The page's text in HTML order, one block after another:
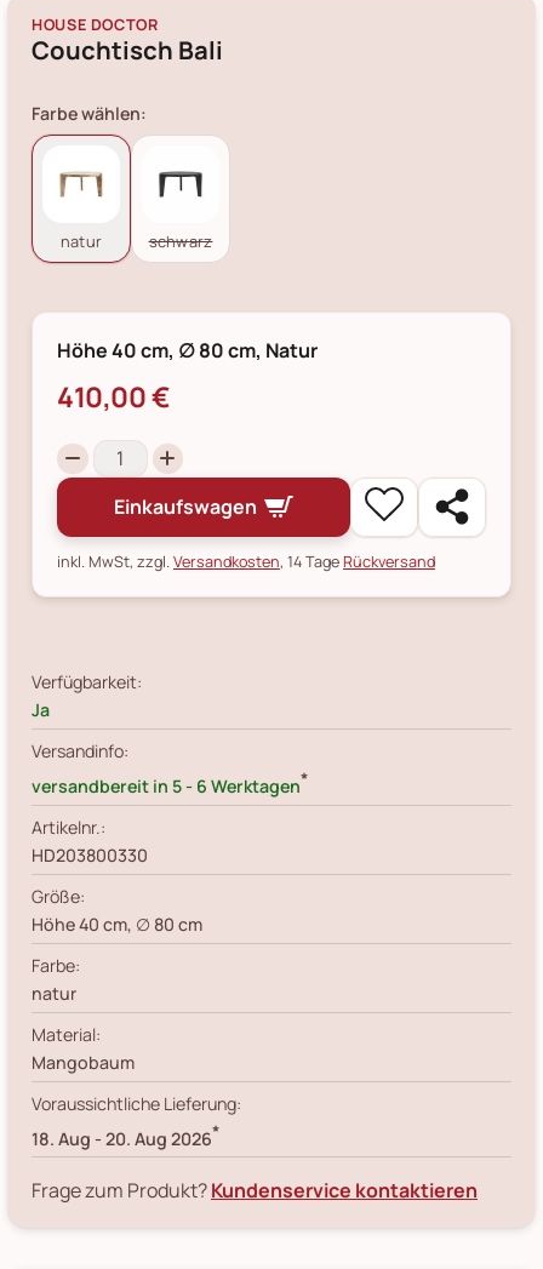
HOUSE DOCTOR
Couchtisch Bali
Farbe wählen:
natur schwarz
Höhe 40 cm, ∅ 80 cm, Natur
410,00 €
Einkaufswagen
inkl. MwSt, zzgl.Versandkosten, 14 TageRückversand
Verfügbarkeit:
Ja
Versandinfo:
versandbereit in 5 - 6 Werktagen*
Artikelnr.:
HD203800330
Größe:
Höhe 40 cm, ∅ 80 cm
Farbe:
natur
Material:
Mangobaum
Voraussichtliche Lieferung:
18. Aug - 20. Aug 2026*
Frage zum Produkt?Kundenservice kontaktieren